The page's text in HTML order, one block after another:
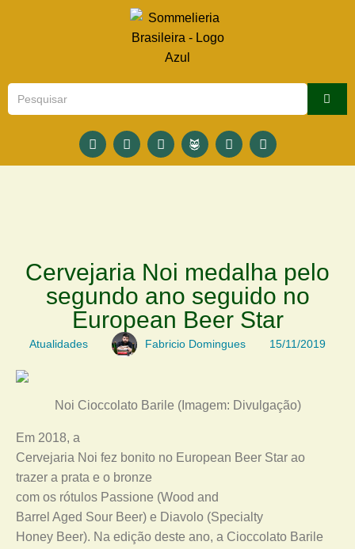
Cervejaria Noi medalha pelo
segundo ano seguido no
European Beer Star
Atualidades Fabricio Domingues 15/11/2019
Noi Cioccolato Barile (Imagem: Divulgação)
Em 2018, a
Cervejaria Noi fez bonito no European Beer Star ao
trazer a prata e o bronze
com os rótulos Passione (Wood and
Barrel Aged Sour Beer) e Diavolo (Specialty
Honey Beer). Na edição deste ano, a Cioccolato Barile